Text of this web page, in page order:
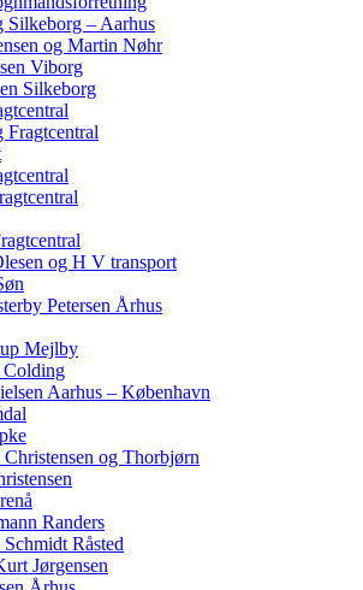
Silkeborg – Aarhus
og Martin Nøhr
Viborg
Silkeborg
Fragtcentral
og H V transport
Petersen Århus
Mejlby
Colding
Aarhus – København
og Thorbjørn
Randers
Schmidt Råsted
Jørgensen